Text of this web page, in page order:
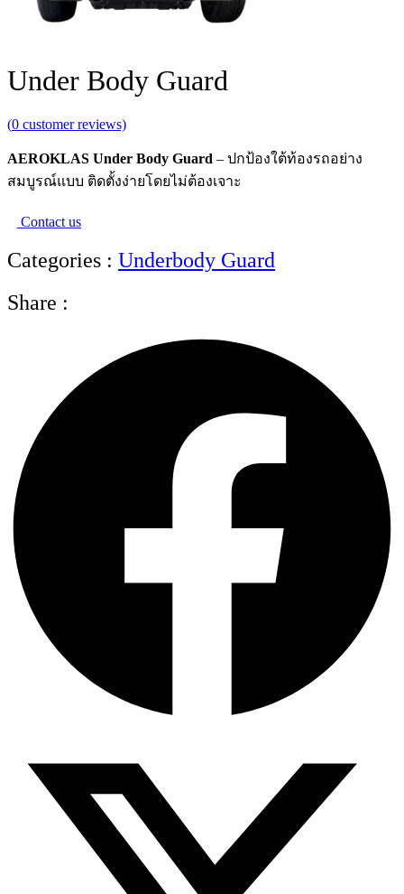
Under Body Guard
(0 customer reviews)
AEROKLAS Under Body Guard – ปกป้องใต้ท้องรถอย่าง
สมบูรณ์แบบ ติดตั้งง่ายโดยไม่ต้องเจาะ
Contact us
Categories : Underbody Guard
Share :